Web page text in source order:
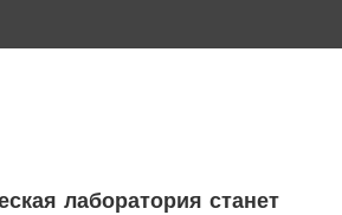
лаборатория станет